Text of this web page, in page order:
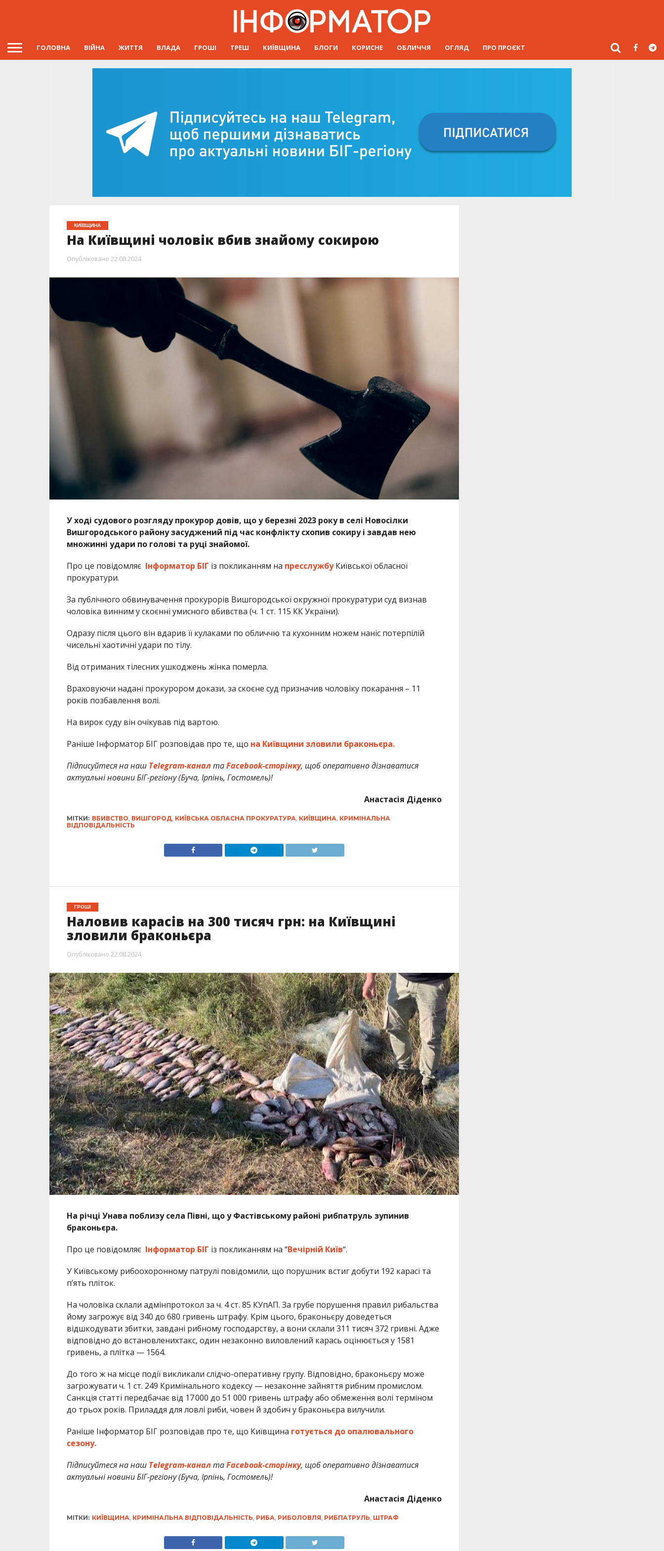
ГОЛОВНА ВІЙНА ЖИТТЯ ВЛАДА ГРОШІ ТРЕШ КИЇВЩИНА БЛОГИ КОРИСНЕ ОБЛИЧЧЯ ОГЛЯД ПРО ПРОЄКТ
КИЇВЩИНА
На Київщині чоловік вбив знайому сокирою
Опубліковано 22.08.2024
У ході судового розгляду прокурор довів, що у березні 2023 року в селі Новосілки
Вишгородського району засуджений під час конфлікту схопив сокиру і завдав нею
множинні удари по голові та руці знайомої.
Про це повідомляє Інформатор БІГ із покликанням на пресслужбуКиївської обласної
прокуратури.
За публічного обвинувачення прокурорів Вишгородської окружної прокуратури суд визнав
чоловіка винним у скоєнні умисного вбивства (ч. 1 ст. 115 КК України).
Одразу після цього він вдарив її кулаками по обличчю та кухонним ножем наніс потерпілій
чисельні хаотичні удари по тілу.
Від отриманих тілесних ушкоджень жінка померла.
Враховуючи надані прокурором докази, за скоєне суд призначив чоловіку покарання – 11
років позбавлення волі.
На вирок суду він очікував під вартою.
Раніше Інформатор БІГ розповідав про те, що на Київщини зловили браконьєра.
Підписуйтеся на наш Telegram-каналтаFacebook-сторінку, щоб оперативно дізнаватися
актуальні новини БІГ-регіону (Буча, Ірпінь, Гостомель)!
Анастасія Діденко
МІТКИ: ВБИВСТВО, ВИШГОРОД, КИЇВСЬКА ОБЛАСНА ПРОКУРАТУРА, КИЇВЩИНА, КРИМІНАЛЬНА
ВІДПОВІДАЛЬНІСТЬ
ГРОШІ
Наловив карасів на 300 тисяч грн: на Київщині
зловили браконьєра
Опубліковано 22.08.2024
На річці Унава поблизу села Півні, що у Фастівському районі рибпатруль зупинив
браконьєра.
Про це повідомляє Інформатор БІГ із покликанням на “Вечірній Київ“.
У Київському рибоохоронному патрулі повідомили, що порушник встиг добути 192 карасі та
п’ять пліток.
На чоловіка склали адмінпротокол за ч. 4 ст. 85 КУпАП. За грубе порушення правил рибальства
йому загрожує від 340 до 680 гривень штрафу. Крім цього, браконьєру доведеться
відшкодувати збитки, завдані рибному господарству, а вони склали 311 тисяч 372 гривні. Адже
відповідно до встановленихтакс, один незаконно виловлений карась оцінюється у 1581
гривень, а плітка — 1564.
До того ж на місце події викликали слідчо-оперативну групу. Відповідно, браконьєру може
загрожувати ч. 1 ст. 249 Кримінального кодексу — незаконне зайняття рибним промислом.
Санкція статті передбачає від 17 000 до 51 000 гривень штрафу або обмеження волі терміном
до трьох років. Приладдя для ловлі риби, човен й здобич у браконьєра вилучили.
Раніше Інформатор БІГ розповідав про те, що Київщина готується до опалювального
сезону.
Підписуйтеся на наш Telegram-каналтаFacebook-сторінку, щоб оперативно дізнаватися
актуальні новини БІГ-регіону (Буча, Ірпінь, Гостомель)!
Анастасія Діденко
МІТКИ: КИЇВЩИНА, КРИМІНАЛЬНА ВІДПОВІДАЛЬНІСТЬ, РИБА, РИБОЛОВЛЯ, РИБПАТРУЛЬ, ШТРАФ